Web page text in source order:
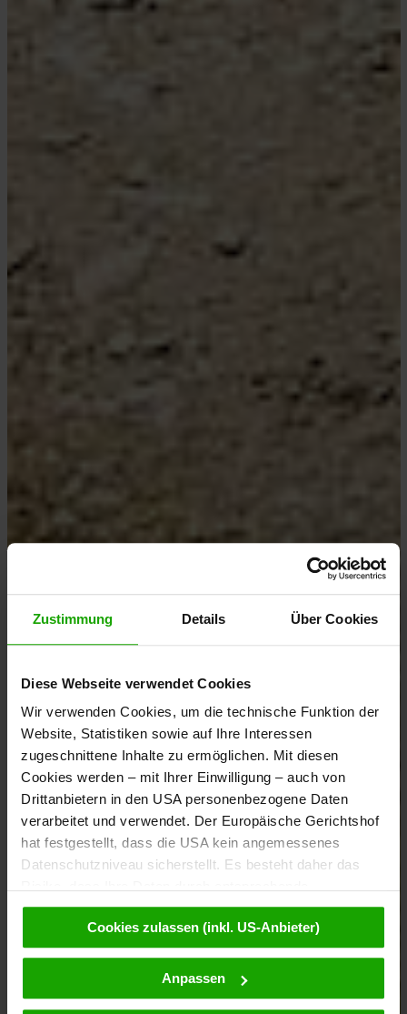
Zustimmung Details Über Cookies
Diese Webseite verwendet Cookies
Wir verwenden Cookies, um die technische Funktion der
Website, Statistiken sowie auf Ihre Interessen
zugeschnittene Inhalte zu ermöglichen. Mit diesen
Cookies werden – mit Ihrer Einwilligung – auch von
Drittanbietern in den USA personenbezogene Daten
verarbeitet und verwendet. Der Europäische Gerichtshof
hat festgestellt, dass die USA kein angemessenes
Datenschutzniveau sicherstellt. Es besteht daher das
Anordnungen gegenüber den Drittanbietern (z.B. Google,
Meta) dem Zugriff durch US-Behörden zu Kontroll- und
Überwachungszwecken unterliegen und dagegen keine
wirksamen Rechtsbehelfe zur Verfügung stehen. Mit
Ihrem Klick auf „Cookies (inkl. US-Anbietern)
Cookies zulassen (inkl. US-Anbieter)
Anpassen